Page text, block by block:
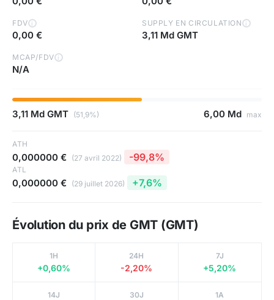
FDV i
0,00 €
SUPPLY EN CIRCULATION i
3,11 Md GMT
MCAP/FDV i
N/A
3,11 Md GMT (51,9%) 6,00 Md max
ATH
0,000000 € (27 avril 2022) -99,8%
ATL
0,000000 € (29 juillet 2026) +7,6%
Évolution du prix de GMT (GMT)
1H
+0,60%
24H
-2,20%
7J
+5,20%
14J 30J 1A